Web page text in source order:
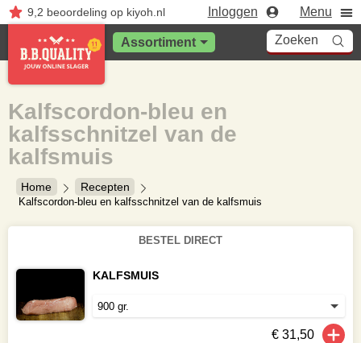
9,2 beoordelingop kiyoh.nl Inloggen Menu
Assortiment Zoeken
Home Recepten
Kalfscordon-bleu en kalfsschnitzel van de kalfsmuis
Kalfscordon-bleu en
kalfsschnitzel van de
kalfsmuis
BESTEL DIRECT
KALFSMUIS
€ 31,50